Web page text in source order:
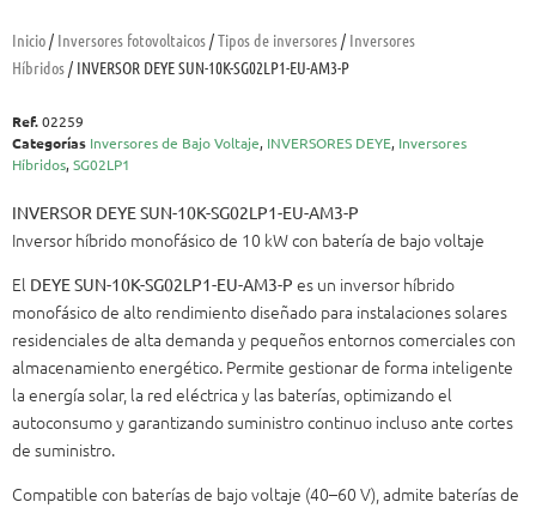
Inicio/ Inversores fotovoltaicos/Tipos de inversores/ Inversores
Híbridos/ INVERSOR DEYE SUN-10K-SG02LP1-EU-AM3-P
Ref.02259
Categorías Inversores de Bajo Voltaje, INVERSORES DEYE, Inversores
Híbridos,SG02LP1
INVERSOR DEYE SUN-10K-SG02LP1-EU-AM3-P
Inversor híbrido monofásico de 10 kW con batería de bajo voltaje
El DEYE SUN-10K-SG02LP1-EU-AM3-P es un inversor híbrido
monofásico de alto rendimiento diseñado para instalaciones solares
residenciales de alta demanda y pequeños entornos comerciales con
almacenamiento energético. Permite gestionar de forma inteligente
la energía solar, la red eléctrica y las baterías, optimizando el
autoconsumo y garantizando suministro continuo incluso ante cortes
de suministro.
Compatible con baterías de bajo voltaje (40–60 V), admite baterías de